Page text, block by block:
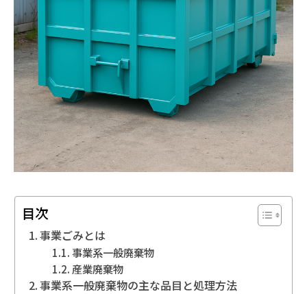
目次
事業ごみとは
事業系一般廃棄物
産業廃棄物
事業系一般廃棄物の主な品目と処理方法